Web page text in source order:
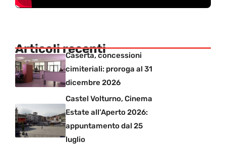
Articoli recenti
Caserta, concessioni
cimiteriali: proroga al 31
dicembre 2026
Castel Volturno, Cinema
Estate all’Aperto 2026:
appuntamento dal 25
luglio